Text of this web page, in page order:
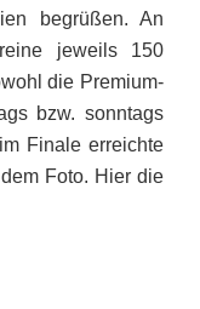
begrüßen. An
jeweils 150
die Premium-
bzw. sonntags
Finale erreichte
Foto. Hier die